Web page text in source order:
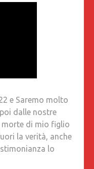
e Saremo molto
dalle nostre
morte di mio figlio
la verità, anche
lo